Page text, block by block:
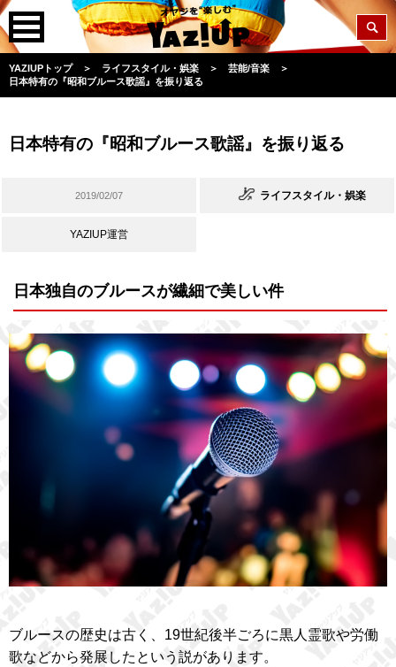
YAZIUPトップ ＞ ライフスタイル・娯楽 ＞ 芸能/音楽
＞
日本特有の『昭和ブルース歌謡』を振り返る
日本特有の『昭和ブルース歌謡』を振り返る
2019/02/07 ライフスタイル・娯楽
YAZIUP運営
日本独自のブルースが繊細で美しい件
ブルースの歴史は古く、19世紀後半ごろに黒人霊歌や労働
歌などから発展したという説があります。